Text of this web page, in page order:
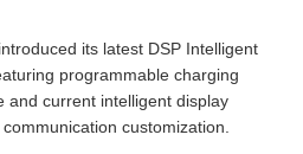
its latest DSP Intelligent
programmable charging
and current intelligent display
customization.